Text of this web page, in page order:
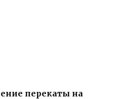
перекаты на